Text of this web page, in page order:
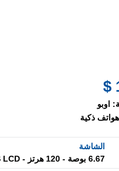
اوبو
هواتف ذكية
الشاشة
6.67 بوصة - 120 هرتز - IPS LCD